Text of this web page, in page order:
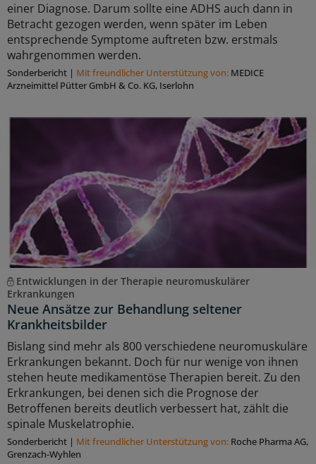
einer Diagnose. Darum sollte eine ADHS auch dann in
Betracht gezogen werden, wenn später im Leben
entsprechende Symptome auftreten bzw. erstmals
wahrgenommen werden.
Sonderbericht | Mit freundlicher Unterstützung von: MEDICE
Arzneimittel Pütter GmbH & Co. KG, Iserlohn
Entwicklungen in der Therapie neuromuskulärer
Erkrankungen
Neue Ansätze zur Behandlung seltener
Krankheitsbilder
Bislang sind mehr als 800 verschiedene neuromuskuläre
Erkrankungen bekannt. Doch für nur wenige von ihnen
stehen heute medikamentöse Therapien bereit. Zu den
Erkrankungen, bei denen sich die Prognose der
Betroffenen bereits deutlich verbessert hat, zählt die
spinale Muskelatrophie.
Sonderbericht | Mit freundlicher Unterstützung von: Roche Pharma AG,
Grenzach-Wyhlen